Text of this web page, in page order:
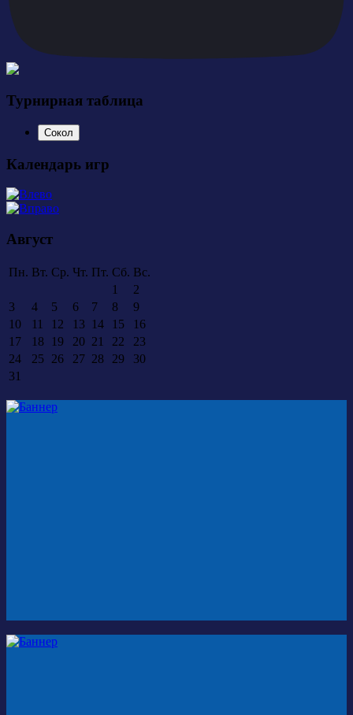
Турнирная таблица
Сокол
Календарь игр
Август
Пн. Вт. Ср. Чт. Пт. Сб. Вс.
1
2
3
4 5 6 7 8
9
10
11 12 13 14 15
16
17
18 19 20 21 22
23
24
25 26 27 28 29
30
31